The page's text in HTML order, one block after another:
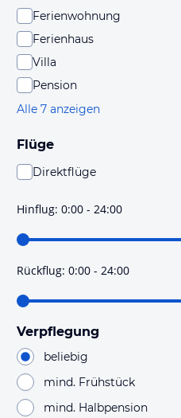
Ferienwohnung
Ferienhaus
Villa
Pension
Alle 7 anzeigen
Flüge
Direktflüge
hoher Wahrscheinlichkeit Direktflüge
prüfe vor der Buchung noch einmal
Hinflug: 0:00 - 24:00
Rückflug: 0:00 - 24:00
Verpflegung
beliebig
mind. Frühstück
mind. Halbpension